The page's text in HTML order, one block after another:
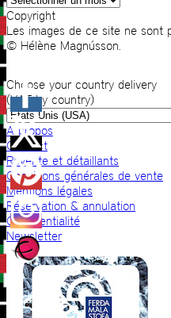
Copyright
Les images de ce site ne sont
© Hélène Magnússon.
Choose your country delivery
(VAT by country)
A propos
Contact
Revente et détaillants
Conditions générales de vente
Mentions légales
Réservation & annulation
Confidentialité
Newsletter